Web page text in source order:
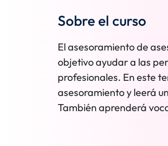
Sobre el curso
El asesoramiento de
objetivo ayudar a las
profesionales. En este
asesoramiento y leerá
También aprenderá